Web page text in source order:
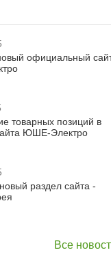
официальный
товарных позиций в
ЮШЕ-Электро
раздел сайта -
Все